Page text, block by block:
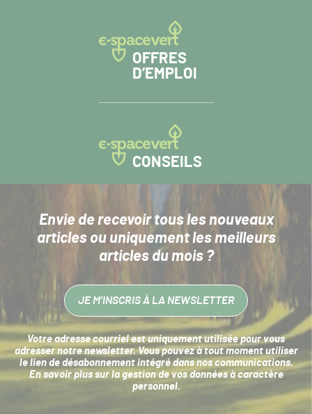
OFFRES
D’EMPLOI
CONSEILS
Envie de recevoir tous les nouveaux
articlesou uniquement les meilleurs
articles du mois ?
JE M’INSCRIS À LA NEWSLETTER
Votre adresse courriel est uniquement utilisée pour vous
adresser notre newsletter. Vous pouvez à tout moment utiliser
le lien de désabonnement intégré dans nos communications.
En savoir plus sur la gestion de vos données à caractère
personnel.